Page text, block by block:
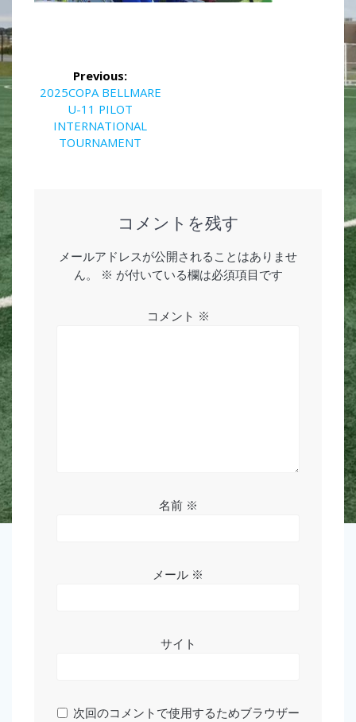
投
稿
ナ
ビ
ゲ
ー
シ
ョ
ン
Previous:
Previous
2025COPA BELLMARE
U-11 PILOT
INTERNATIONAL
TOURNAMENT
コメントを残す
メールアドレスが公開されることはありませ
ん。
※ が付いている欄は必須項目です
コメント ※
名前 ※
メール ※
サイト
次回のコメントで使用するためブラウザー